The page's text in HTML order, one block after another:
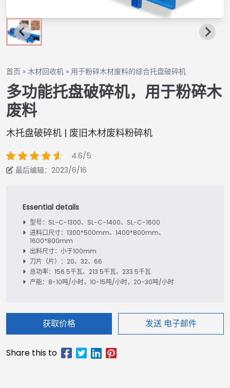
首页 » 木材回收机 » 用于粉碎木材废料的综合托盘破碎机
多功能托盘破碎机，用于粉碎木
废料
木托盘破碎机 | 废旧木材废料粉碎机
4.6/5
最后编辑：2023/6/16
型号：SL-C-1300、SL-C-1400、SL-C-1600
进料口尺寸：1300*500mm、1400*800mm、
1600*800mm
出料尺寸：小于100mm
刀片（片）：20、32、66
总功率：156.5千瓦、213.5千瓦、233.5千瓦
产能：8-10吨/小时，10-15吨/小时，20-30吨/小时
获取价格 发送 电子邮件